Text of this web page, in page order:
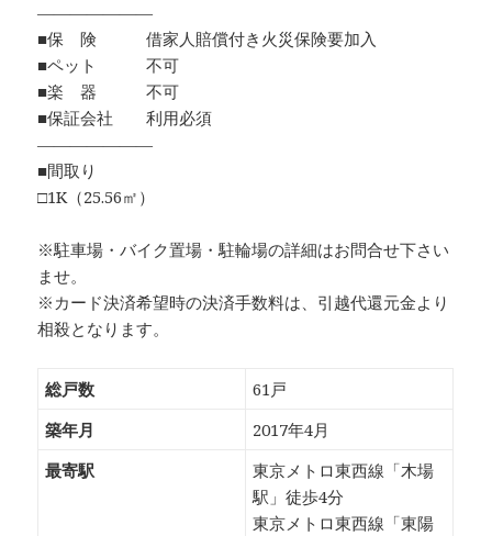
―――――――
■保 険 借家人賠償付き火災保険要加入
■ペット 不可
■楽 器 不可
■保証会社 利用必須
―――――――
■間取り
□1K（25.56㎡）
※駐車場・バイク置場・駐輪場の詳細はお問合せ下さい
ませ。
※カード決済希望時の決済手数料は、引越代還元金より
相殺となります。
総戸数
61戸
築年月
2017年4月
最寄駅
東京メトロ東西線「木場
駅」徒歩4分
東京メトロ東西線「東陽